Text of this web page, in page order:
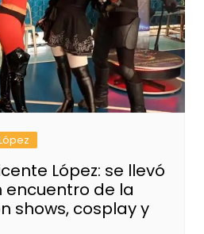
López: se llevó
de la
shows, cosplay y